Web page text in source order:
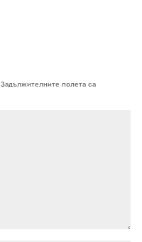
Задължителните полета са